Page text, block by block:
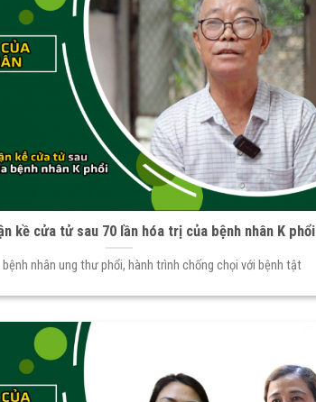
kề cửa tử sau 70 lần hóa trị của bệnh nhân K phổi
nhân ung thư phổi, hành trình chống chọi với bệnh tật